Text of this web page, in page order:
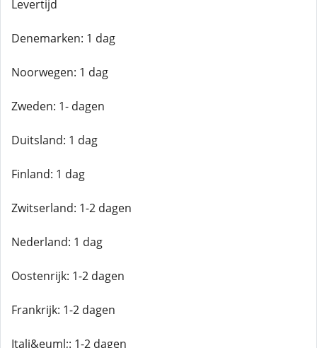
Levertijd
Denemarken: 1 dag
Noorwegen: 1 dag
Zweden: 1- dagen
Duitsland: 1 dag
Finland: 1 dag
Zwitserland: 1-2 dagen
Nederland: 1 dag
Oostenrijk: 1-2 dagen
Frankrijk: 1-2 dagen
Itali&euml;: 1-2 dagen